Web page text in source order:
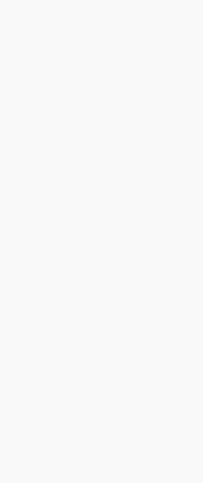
NEMCSAK
EGÉSZSÉGÜKET ÉS
ÓTA
SOK A
kizárólag a
legalább olyan fontos
öregedjen meg.
ahol
nevezik. Bár
meglepően sok a